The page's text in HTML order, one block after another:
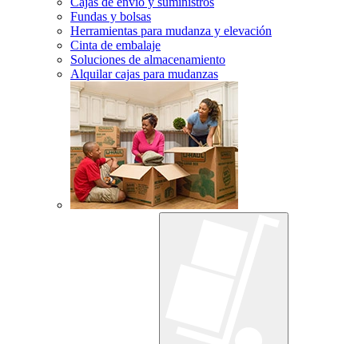
Fundas y bolsas
Herramientas para mudanza y elevación
Cinta de embalaje
Soluciones de almacenamiento
Alquilar cajas para mudanzas